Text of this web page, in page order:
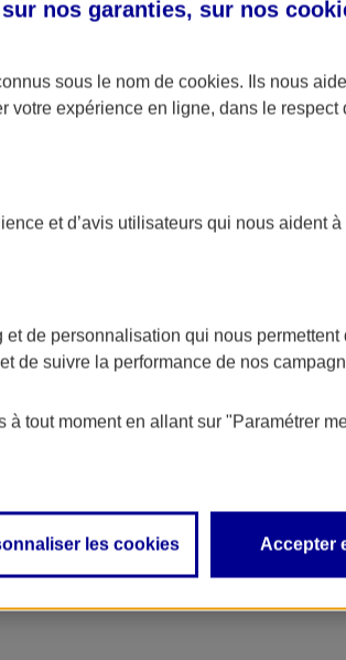
nos garanties, sur nos
sous le nom de cookies. Ils nous
votre expérience en ligne, dans le respect
et d’avis utilisateurs qui nous aident
et de personnalisation qui nous permettent
de suivre la performance de nos
à tout moment en allant sur "Paramétrer
les cookies Accepter